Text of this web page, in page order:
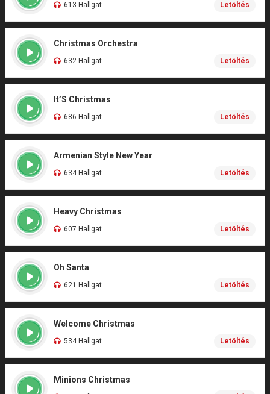
613 Hallgat Letöltés
Christmas Orchestra
632 Hallgat Letöltés
It’S Christmas
686 Hallgat Letöltés
Armenian Style New Year
634 Hallgat Letöltés
Heavy Christmas
607 Hallgat Letöltés
Oh Santa
621 Hallgat Letöltés
Welcome Christmas
534 Hallgat Letöltés
Minions Christmas